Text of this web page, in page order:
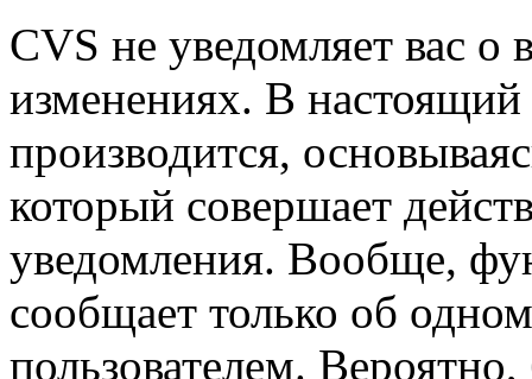
CVS не уведомляет вас о
изменениях. В
производится,
который совершает
уведомления. Вообще,
сообщает только об
пользователем.